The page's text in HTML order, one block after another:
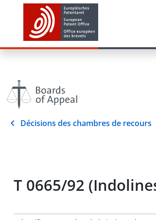
Décisions des chambres de recours
T 0665/92